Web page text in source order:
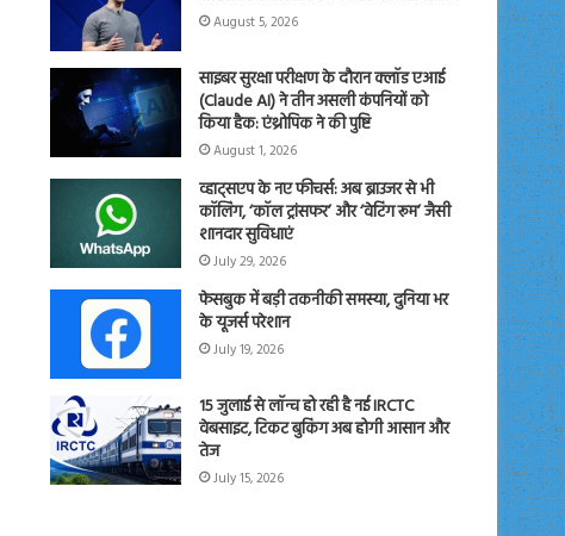
August 5, 2026
साइबर सुरक्षा परीक्षण के दौरान क्लॉड एआई
(Claude AI) ने तीन असली कंपनियों को
किया हैक: एंथ्रोपिक ने की पुष्टि
August 1, 2026
व्हाट्सएप के नए फीचर्स: अब ब्राउजर से भी
कॉलिंग, ‘कॉल ट्रांसफर’ और ‘वेटिंग रूम’ जैसी
शानदार सुविधाएं
July 29, 2026
फेसबुक में बड़ी तकनीकी समस्या, दुनिया भर
के यूजर्स परेशान
July 19, 2026
15 जुलाई से लॉन्च हो रही है नई IRCTC
वेबसाइट, टिकट बुकिंग अब होगी आसान और
तेज
July 15, 2026